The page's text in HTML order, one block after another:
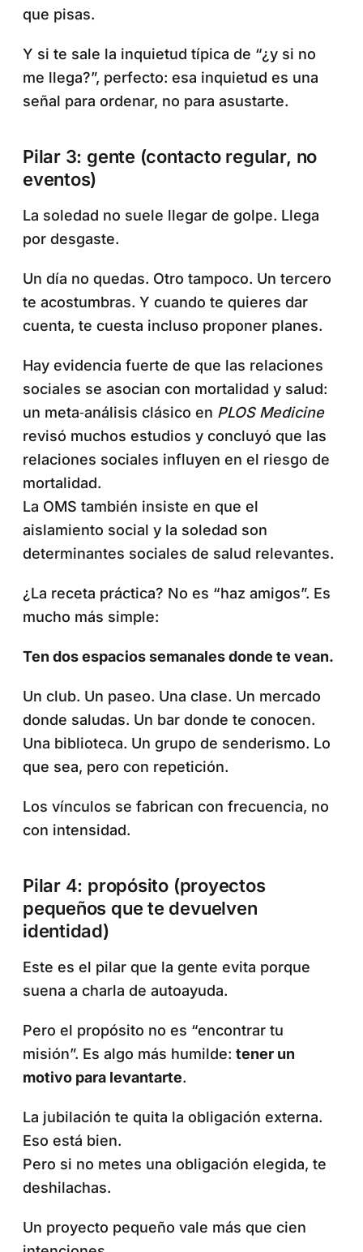
que pisas.
Y si te sale la inquietud típica de “¿y si no
me llega?”, perfecto: esa inquietud es una
señal para ordenar, no para asustarte.
Pilar 3: gente (contacto regular, no
eventos)
La soledad no suele llegar de golpe. Llega
por desgaste.
Un día no quedas. Otro tampoco. Un tercero
te acostumbras. Y cuando te quieres dar
cuenta, te cuesta incluso proponer planes.
Hay evidencia fuerte de que las relaciones
sociales se asocian con mortalidad y salud:
un meta‑análisis clásico en PLOS Medicine
revisó muchos estudios y concluyó que las
relaciones sociales influyen en el riesgo de
mortalidad.
La OMS también insiste en que el
aislamiento social y la soledad son
determinantes sociales de salud relevantes.
¿La receta práctica? No es “haz amigos”. Es
mucho más simple:
Ten dos espacios semanales donde te vean.
Un club. Un paseo. Una clase. Un mercado
donde saludas. Un bar donde te conocen.
Una biblioteca. Un grupo de senderismo. Lo
que sea, pero con repetición.
Los vínculos se fabrican con frecuencia, no
con intensidad.
Pilar 4: propósito (proyectos
pequeños que te devuelven
identidad)
Este es el pilar que la gente evita porque
suena a charla de autoayuda.
Pero el propósito no es “encontrar tu
misión”. Es algo más humilde: tener un
motivo para levantarte.
La jubilación te quita la obligación externa.
Eso está bien.
Pero si no metes una obligación elegida, te
deshilachas.
Un proyecto pequeño vale más que cien